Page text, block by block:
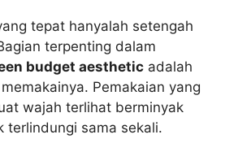
tepat hanyalah setengah
terpenting dalam
budget aesthetic adalah
Pemakaian yang
wajah terlihat berminyak
terlindungi sama sekali.